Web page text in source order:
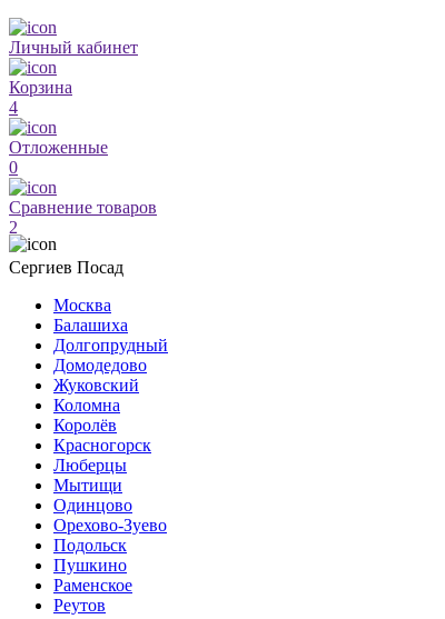
Личный кабинет
Корзина
4
Отложенные
0
Сравнение товаров
2
Сергиев Посад
Москва
Балашиха
Долгопрудный
Домодедово
Жуковский
Коломна
Королёв
Красногорск
Люберцы
Мытищи
Одинцово
Орехово-Зуево
Подольск
Пушкино
Раменское
Реутов